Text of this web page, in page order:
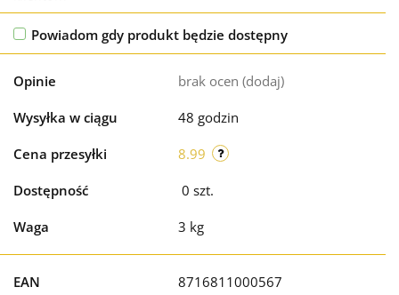
Powiadom gdy produkt będzie dostępny
Opinie brak ocen (dodaj)
Wysyłka w ciągu 48 godzin
Cena przesyłki 8.99
Dostępność 0 szt.
Waga 3 kg
EAN 8716811000567